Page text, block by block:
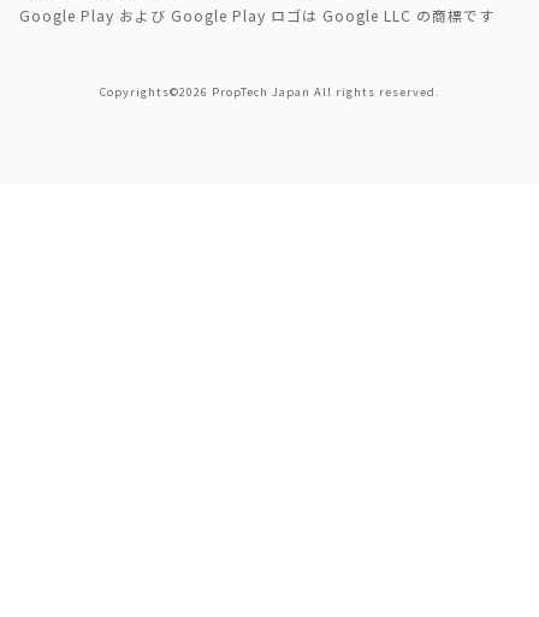
Google Play および Google Play ロゴは Google LLC の商標です
Copyrights©2026 PropTech Japan All rights reserved.